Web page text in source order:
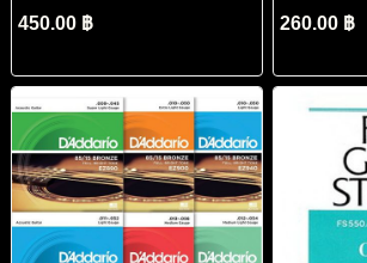
450.00 ฿ 260.00 ฿